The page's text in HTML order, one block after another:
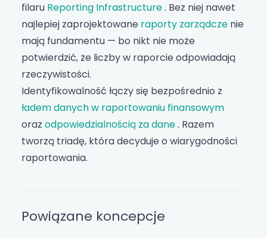
filaru Reporting Infrastructure. Bez niej nawet
najlepiej zaprojektowane raporty zarządcze nie
mają fundamentu — bo nikt nie może
potwierdzić, że liczby w raporcie odpowiadają
rzeczywistości.
Identyfikowalność łączy się bezpośrednio z
ładem danych w raportowaniu finansowym
oraz odpowiedzialnością za dane. Razem
tworzą triadę, która decyduje o wiarygodności
raportowania.
Powiązane koncepcje